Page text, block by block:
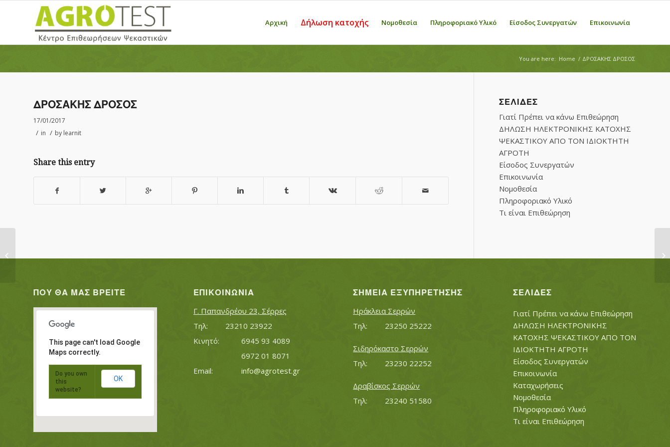
Αρχική Δήλωση κατοχής Νομοθεσία Πληροφοριακό Υλικό Είσοδος Συνεργατών Επικοινωνία
You are here: Home / ΔΡΟΣΑΚΗΣ ΔΡΟΣΟΣ
ΔΡΟΣΑΚΗΣ ΔΡΟΣΟΣ
17/01/2017
/ in / by learnit
Share this entry
ΣΕΛΊΔΕΣ
Γιατί Πρέπει να κάνω Επιθεώρηση
ΔΗΛΩΣΗ ΗΛΕΚΤΡΟΝΙΚΗΣ ΚΑΤΟΧΗΣ
ΨΕΚΑΣΤΙΚΟΥ ΑΠΟ ΤΟΝ ΙΔΙΟΚΤΗΤΗ
ΑΓΡΟΤΗ
Είσοδος Συνεργατών
Επικοινωνία
Νομοθεσία
Πληροφοριακό Υλικό
Τι είναι Επιθεώρηση
ΠΟΥ ΘΑ ΜΑΣ ΒΡΕΊΤΕ
This page can't load Google
Maps correctly.
Do you own
this
website?
OK
ΕΠΙΚΟΙΝΩΝΊΑ
Γ. Παπανδρέου 23, Σέρρες
Τηλ:		23210 23922
Κινητό:		6945 93 4089
			6972 01 8071
info@agrotest.gr
ΣΗΜΕΊΑ ΕΞΥΠΗΡΈΤΗΣΗΣ
Ηράκλεια Σερρών
Τηλ:		23250 25222
Σιδηρόκαστο Σερρών
Τηλ:		23230 22252
Δραβίσκος Σερρών
Τηλ:		23240 51580
ΣΕΛΊΔΕΣ
Γιατί Πρέπει να κάνω Επιθεώρηση
ΔΗΛΩΣΗ ΗΛΕΚΤΡΟΝΙΚΗΣ
ΚΑΤΟΧΗΣ ΨΕΚΑΣΤΙΚΟΥ ΑΠΟ ΤΟΝ
ΙΔΙΟΚΤΗΤΗ ΑΓΡΟΤΗ
Είσοδος Συνεργατών
Επικοινωνία
Καταχωρήσεις
Νομοθεσία
Πληροφοριακό Υλικό
Τι είναι Επιθεώρηση
ΤΟΥΡΑΤΖΙΔΗΣ ΧΡΗΣΤΟΣ